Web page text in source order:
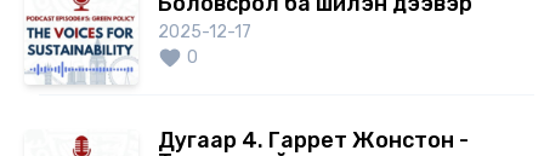
2025-12-17
0
Дугаар 4. Гаррет Жонстон -